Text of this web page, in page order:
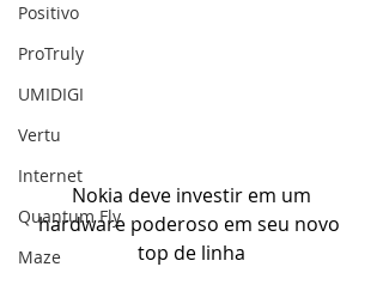
Positivo
ProTruly
UMIDIGI
Vertu
Internet
Quantum Fly
Maze
hardware poderoso em seu novo
top de linha